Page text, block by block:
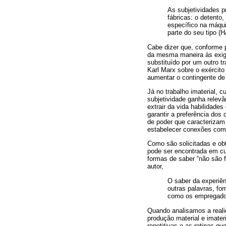
As subjetividades
fábricas: o detento,
específico na
parte do seu tipo
Cabe dizer que, conforme
da mesma maneira às
substituído por um outro
Karl Marx sobre o
aumentar o contingente
Já no trabalho imaterial,
subjetividade ganha
extrair da vida
garantir a preferência dos
de poder que
estabelecer conexões
Como são solicitadas e
pode ser encontrada em
formas de saber “não
autor,
O saber da
outras palavras,
como os
Quando analisamos a
produção material e